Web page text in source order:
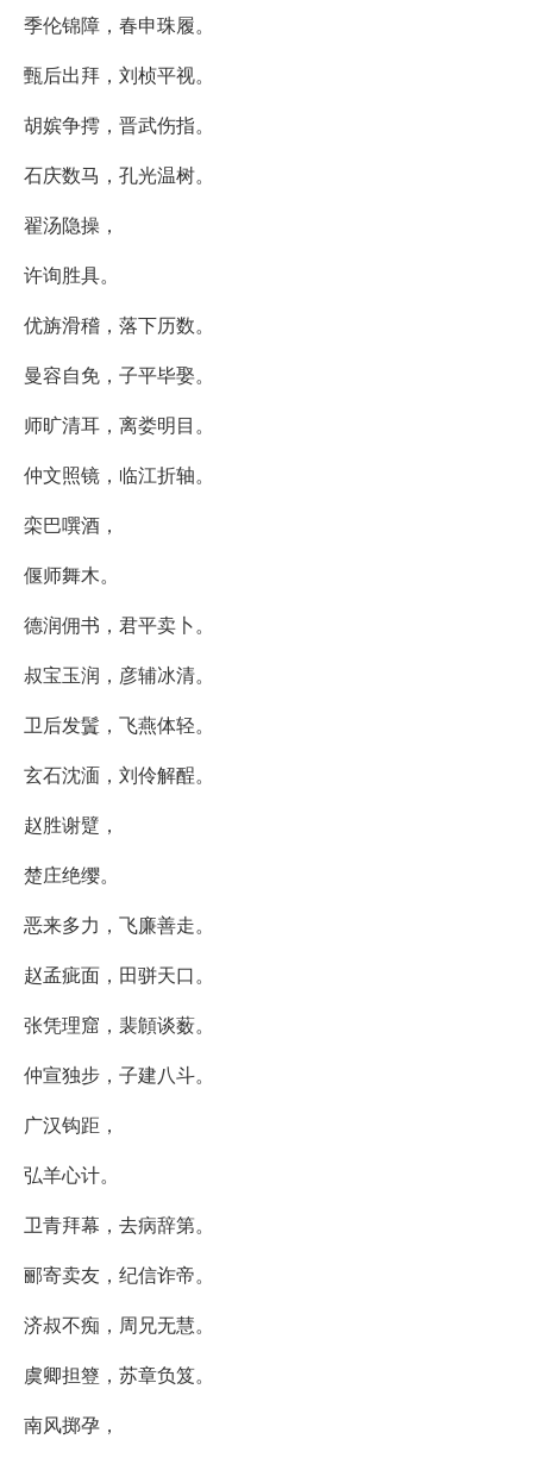
季伦锦障，春申珠履。
甄后出拜，刘桢平视。
胡嫔争摴，晋武伤指。
石庆数马，孔光温树。
翟汤隐操，
许询胜具。
优旃滑稽，落下历数。
曼容自免，子平毕娶。
师旷清耳，离娄明目。
仲文照镜，临江折轴。
栾巴噀酒，
偃师舞木。
德润佣书，君平卖卜。
叔宝玉润，彦辅冰清。
卫后发鬒，飞燕体轻。
玄石沈湎，刘伶解酲。
赵胜谢躄，
楚庄绝缨。
恶来多力，飞廉善走。
赵孟疵面，田骈天口。
张凭理窟，裴頠谈薮。
仲宣独步，子建八斗。
广汉钩距，
弘羊心计。
卫青拜幕，去病辞第。
郦寄卖友，纪信诈帝。
济叔不痴，周兄无慧。
虞卿担簦，苏章负笈。
南风掷孕，